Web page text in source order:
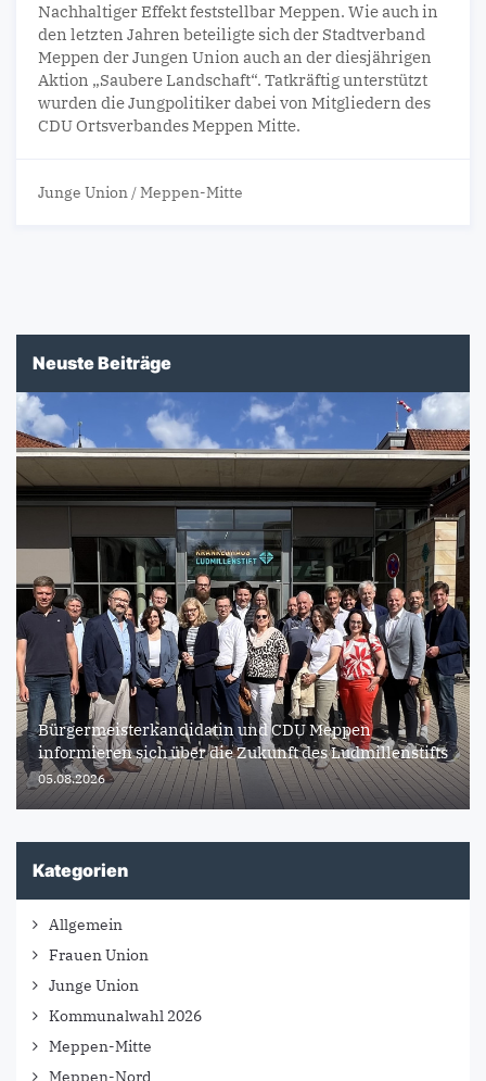
Nachhaltiger Effekt feststellbar Meppen. Wie auch in
den letzten Jahren beteiligte sich der Stadtverband
Meppen der Jungen Union auch an der diesjährigen
Aktion „Saubere Landschaft“. Tatkräftig unterstützt
wurden die Jungpolitiker dabei von Mitgliedern des
CDU Ortsverbandes Meppen Mitte.
Junge Union /Meppen-Mitte
Neuste Beiträge
Bürgermeisterkandidatin und CDU Meppen
informieren sich über die Zukunft des Ludmillenstifts
05.08.2026
Kategorien
Allgemein
Frauen Union
Junge Union
Kommunalwahl 2026
Meppen-Mitte
Meppen-Nord